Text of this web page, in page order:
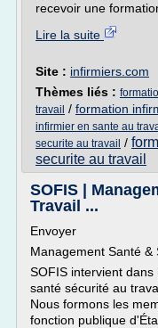
recevoir une
Lire la suite
Site : infirmiers.com
Thèmes liés :
travail / formation
infirmier en sante au
securite au travail /
securite au travail
SOFIS |
Travail ...
Envoyer
Management Santé &
SOFIS intervient
santé sécurité au
Nous formons les
fonction publique